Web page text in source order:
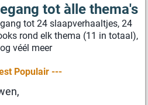
tot àlle thema's
tot 24 slaapverhaaltjes, 24
rond elk thema (11 in totaal),
véél meer
Populair ---